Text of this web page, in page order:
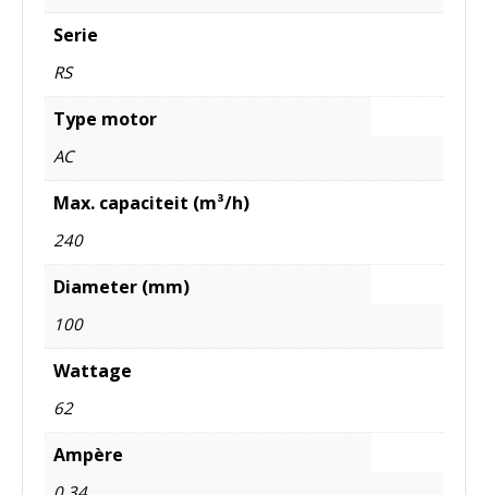
Serie
RS
Type motor
AC
Max. capaciteit (m³/h)
240
Diameter (mm)
100
Wattage
62
Ampère